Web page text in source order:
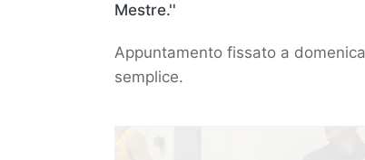
Mestre.''
Appuntamento fissato a
semplice.